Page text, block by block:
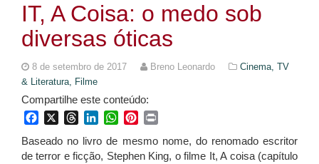
IT, A Coisa: o medo sob
diversas óticas
8 de setembro de 2017 Breno Leonardo
Cinema, TV
& Literatura, Filme
Compartilhe este conteúdo:
FacebookThreadsLinkedInWhatsApp
Pinterest
Baseado no livro de mesmo nome, do renomado escritor
de terror e ficção, Stephen King, o filme It, A coisa (capítulo